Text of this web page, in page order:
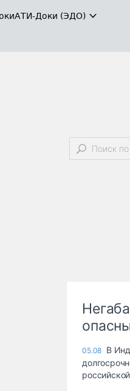
АТИ-Доки (ЭДО)
05.08 В